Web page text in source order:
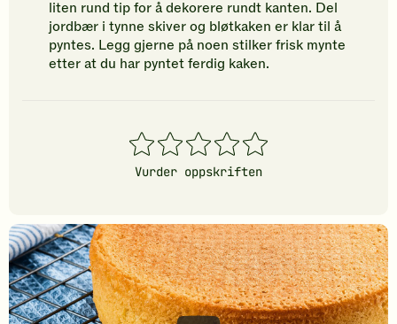
liten rund tip for å dekorere rundt kanten. Del
jordbær i tynne skiver og bløtkaken er klar til å
pyntes. Legg gjerne på noen stilker frisk mynte
etter at du har pyntet ferdig kaken.
1
stjerner
2
stjerner
3
stjerner
4
stjerner
5
stjerner
Vurder oppskriften